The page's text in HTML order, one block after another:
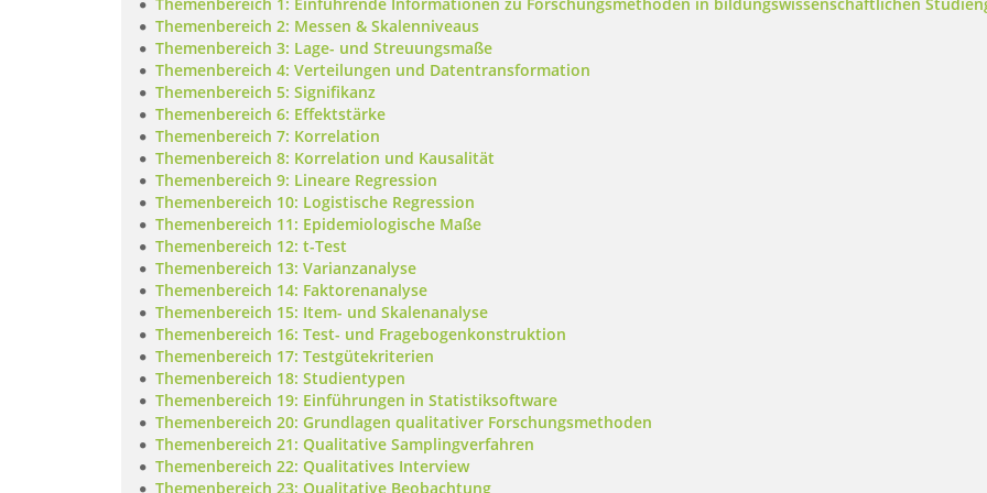
Themenbereich 2: Messen & Skalenniveaus
Themenbereich 3: Lage- und Streuungsmaße
Themenbereich 4: Verteilungen und Datentransformation
Themenbereich 5: Signifikanz
Themenbereich 6: Effektstärke
Themenbereich 7: Korrelation
Themenbereich 8: Korrelation und Kausalität
Themenbereich 9: Lineare Regression
Themenbereich 10: Logistische Regression
Themenbereich 11: Epidemiologische Maße
Themenbereich 12: t-Test
Themenbereich 13: Varianzanalyse
Themenbereich 14: Faktorenanalyse
Themenbereich 15: Item- und Skalenanalyse
Themenbereich 16: Test- und Fragebogenkonstruktion
Themenbereich 17: Testgütekriterien
Themenbereich 18: Studientypen
Themenbereich 19: Einführungen in Statistiksoftware
Themenbereich 20: Grundlagen qualitativer Forschungsmethoden
Themenbereich 21: Qualitative Samplingverfahren
Themenbereich 22: Qualitatives Interview
Themenbereich 23: Qualitative Beobachtung